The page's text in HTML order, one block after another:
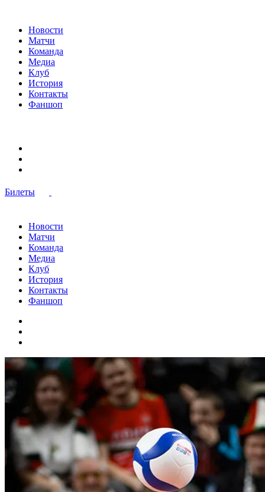
Новости
Матчи
Команда
Медиа
Клуб
История
Контакты
Фаншоп
Билеты
Новости
Матчи
Команда
Медиа
Клуб
История
Контакты
Фаншоп